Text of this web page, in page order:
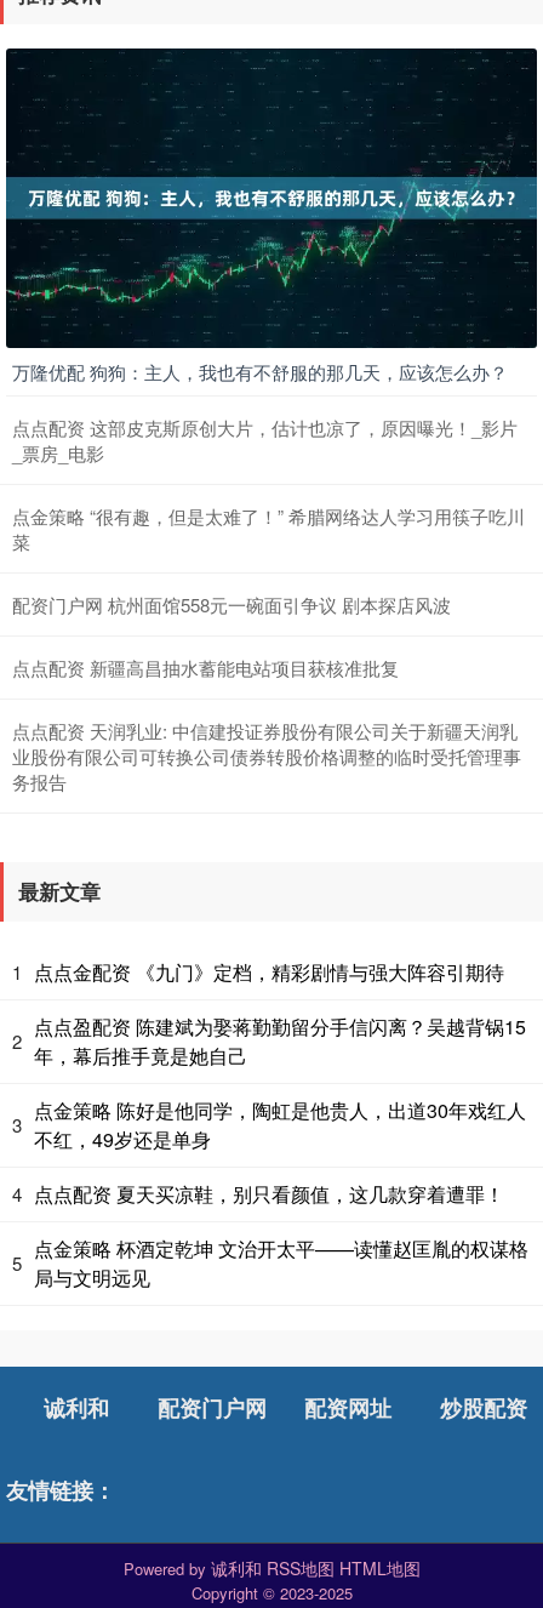
万隆优配 狗狗：主人，我也有不舒服的那几天，应该怎么办？
点点配资 这部皮克斯原创大片，估计也凉了，原因曝光！_影片
_票房_电影
点金策略 “很有趣，但是太难了！” 希腊网络达人学习用筷子吃川
菜
配资门户网 杭州面馆558元一碗面引争议 剧本探店风波
点点配资 新疆高昌抽水蓄能电站项目获核准批复
点点配资 天润乳业: 中信建投证券股份有限公司关于新疆天润乳
业股份有限公司可转换公司债券转股价格调整的临时受托管理事
务报告
最新文章
1 点点金配资 《九门》定档，精彩剧情与强大阵容引期待
2
点点盈配资 陈建斌为娶蒋勤勤留分手信闪离？吴越背锅15
年，幕后推手竟是她自己
3
点金策略 陈好是他同学，陶虹是他贵人，出道30年戏红人
不红，49岁还是单身
4 点点配资 夏天买凉鞋，别只看颜值，这几款穿着遭罪！
5
点金策略 杯酒定乾坤 文治开太平——读懂赵匡胤的权谋格
局与文明远见
诚利和 配资门户网 配资网址 炒股配资
友情链接：
Powered by 诚利和 RSS地图 HTML地图
Copyright © 2023-2025